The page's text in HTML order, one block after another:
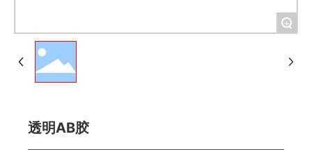
+
透明AB胶